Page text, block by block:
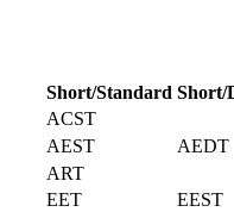
Short/Standard Short/
ACST
AEST AEDT
ART
EET EEST